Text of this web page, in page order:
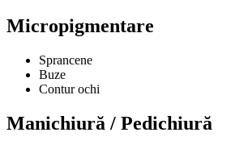
Micropigmentare
Sprancene
Buze
Contur ochi
Manichiură / Pedichiură